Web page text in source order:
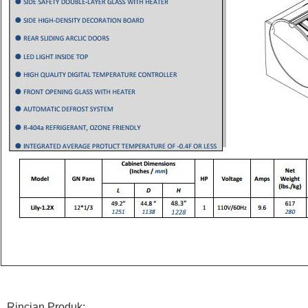
Tinggalkan pesan
akan segera menghubungi Anda